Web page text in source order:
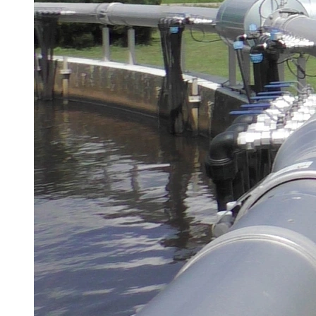
Brau Beviale
Hannover Messe
IFAT
Tausendwasser
Energieeffizienz & Nachhaltigkeit
Grüne Gebäude und Wasserlösungen für
klimaresiliente Städte
21. Juli 2026